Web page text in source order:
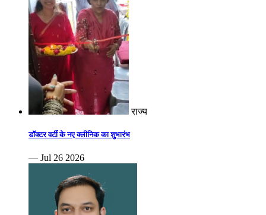
राज्य
डॉक्टर वर्टी के नए क्लीनिक का शुभारंभ
— Jul 26 2026